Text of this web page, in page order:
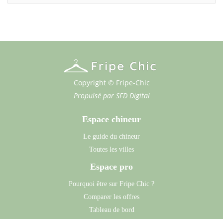
Copyright © Fripe-Chic
Propulsé par SFD Digital
Espace chineur
Le guide du chineur
Toutes les villes
Espace pro
Pourquoi être sur Fripe Chic ?
Comparer les offres
Tableau de bord